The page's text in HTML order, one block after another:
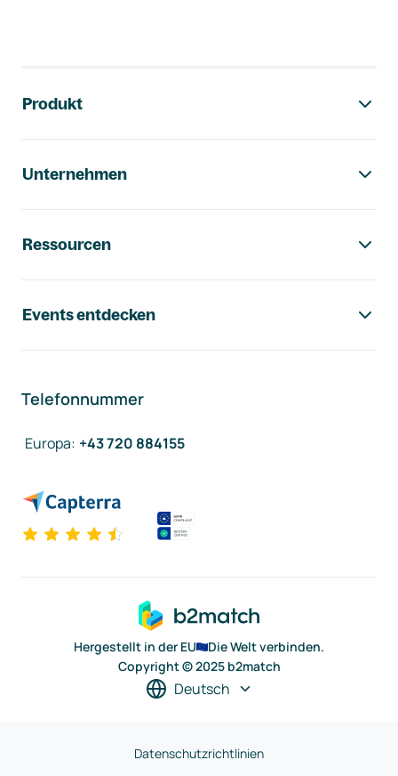
Produkt
Unternehmen
Ressourcen
Events entdecken
Telefonnummer
Europa: +43 720 884155
Hergestellt in der EU
Die Welt verbinden.
Copyright © 2025 b2match
Deutsch
Datenschutzrichtlinien